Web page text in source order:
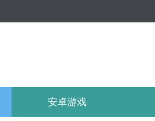
安卓游戏